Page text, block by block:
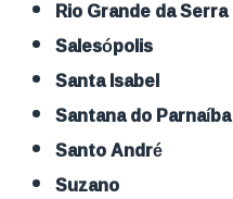
Rio Grande da Serra
Salesópolis
Santa Isabel
Santana do Parnaíba
Santo André
Suzano